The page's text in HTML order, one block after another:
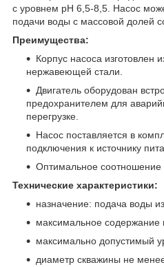
с уровнем pH 6,5-8,5. Насос
подачи воды с массовой долей
Преимущества:
Корпус насоса изготовлен
нержавеющей стали.
Двигатель оборудован
предохранителем для
перегрузке.
Насос поставляется в
подключения к источнику
Оптимальное соотношение
Технические характеристики:
назначение: подача воды
максимальное содержание
максимально допустимый
диаметр скважины не